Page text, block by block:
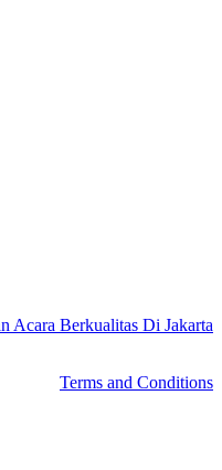
Acara Berkualitas Di Jakarta
Terms and Conditions